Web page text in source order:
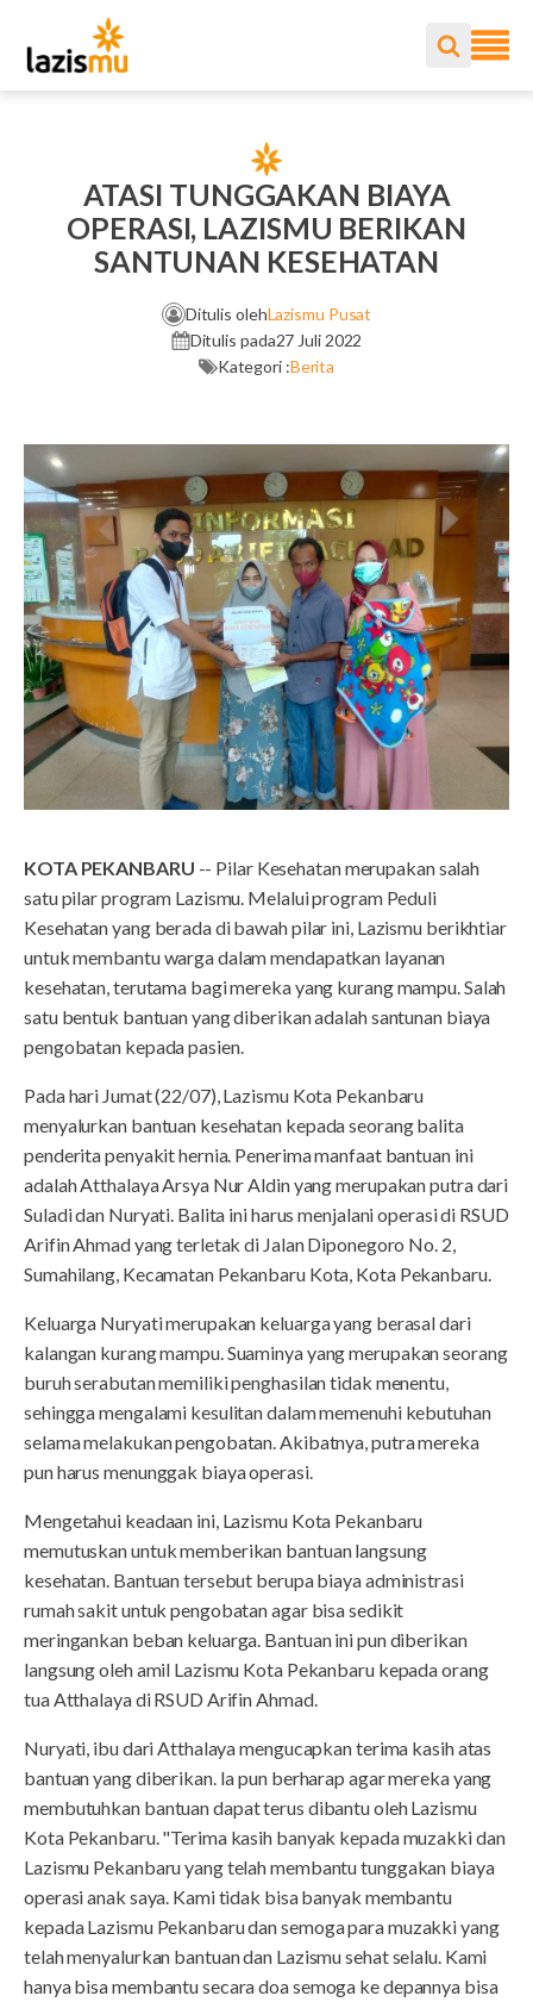
ATASI TUNGGAKAN BIAYA
OPERASI, LAZISMU BERIKAN
SANTUNAN KESEHATAN
Ditulis olehLazismu Pusat
Ditulis pada27 Juli 2022
Kategori :Berita
KOTA PEKANBARU -- Pilar Kesehatan merupakan salah
satu pilar program Lazismu. Melalui program Peduli
Kesehatan yang berada di bawah pilar ini, Lazismu berikhtiar
untuk membantu warga dalam mendapatkan layanan
kesehatan, terutama bagi mereka yang kurang mampu. Salah
satu bentuk bantuan yang diberikan adalah santunan biaya
pengobatan kepada pasien.
Pada hari Jumat (22/07), Lazismu Kota Pekanbaru
menyalurkan bantuan kesehatan kepada seorang balita
penderita penyakit hernia. Penerima manfaat bantuan ini
adalah Atthalaya Arsya Nur Aldin yang merupakan putra dari
Suladi dan Nuryati. Balita ini harus menjalani operasi di RSUD
Arifin Ahmad yang terletak di Jalan Diponegoro No. 2,
Sumahilang, Kecamatan Pekanbaru Kota, Kota Pekanbaru.
Keluarga Nuryati merupakan keluarga yang berasal dari
kalangan kurang mampu. Suaminya yang merupakan seorang
buruh serabutan memiliki penghasilan tidak menentu,
sehingga mengalami kesulitan dalam memenuhi kebutuhan
selama melakukan pengobatan. Akibatnya, putra mereka
pun harus menunggak biaya operasi.
Mengetahui keadaan ini, Lazismu Kota Pekanbaru
memutuskan untuk memberikan bantuan langsung
kesehatan. Bantuan tersebut berupa biaya administrasi
rumah sakit untuk pengobatan agar bisa sedikit
meringankan beban keluarga. Bantuan ini pun diberikan
langsung oleh amil Lazismu Kota Pekanbaru kepada orang
tua Atthalaya di RSUD Arifin Ahmad.
Nuryati, ibu dari Atthalaya mengucapkan terima kasih atas
bantuan yang diberikan. Ia pun berharap agar mereka yang
membutuhkan bantuan dapat terus dibantu oleh Lazismu
Kota Pekanbaru. "Terima kasih banyak kepada muzakki dan
Lazismu Pekanbaru yang telah membantu tunggakan biaya
operasi anak saya. Kami tidak bisa banyak membantu
kepada Lazismu Pekanbaru dan semoga para muzakki yang
telah menyalurkan bantuan dan Lazismu sehat selalu. Kami
hanya bisa membantu secara doa semoga ke depannya bisa